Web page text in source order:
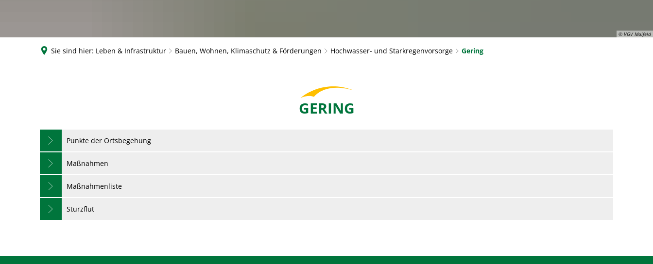
© VGV Maifeld
Sie sind hier: Leben & Infrastruktur Bauen, Wohnen, Klimaschutz & Förderungen Hochwasser- und Starkregenvorsorge Gering
GERING
Punkte der Ortsbegehung
Maßnahmen
Maßnahmenliste
Sturzflut